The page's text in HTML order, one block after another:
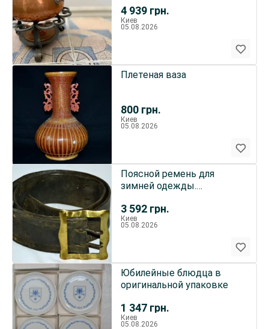
4 939 грн.
Киев
05.08.2026
800 грн.
Плетеная ваза
Киев
05.08.2026
3 592 грн.
Поясной ремень для
зимней одежды.
Длинна 13
Киев
05.08.2026
1 347 грн.
Юбилейные блюдца в
оригинальной упаковке
Киев
05.08.2026